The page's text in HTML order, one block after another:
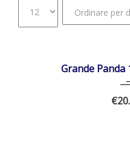
Grande Panda